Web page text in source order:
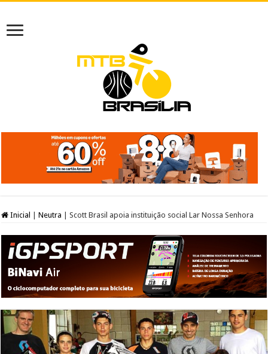
Inicial Neutra Scott Brasil apoia instituição social Lar Nossa Senhora